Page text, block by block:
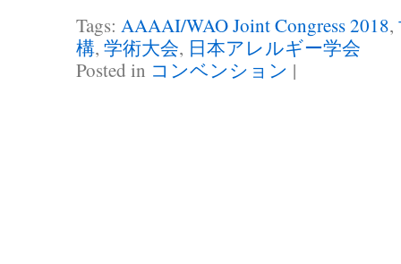
Tags: AAAAI/WAO Joint Congress 2018,
構, 学術大会, 日本アレルギー学会
Posted in コンベンション |